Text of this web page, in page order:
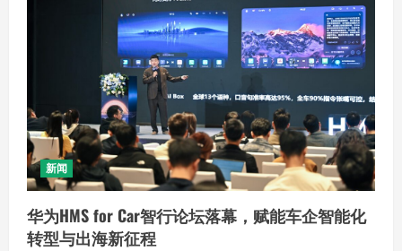
到
智
能
出
行，
福
田
汽
车
多
款
硬
核
新
品
领
行
业
新闻
华为HMS for Car智行论坛落幕，赋能车企智能化
转型与出海新征程